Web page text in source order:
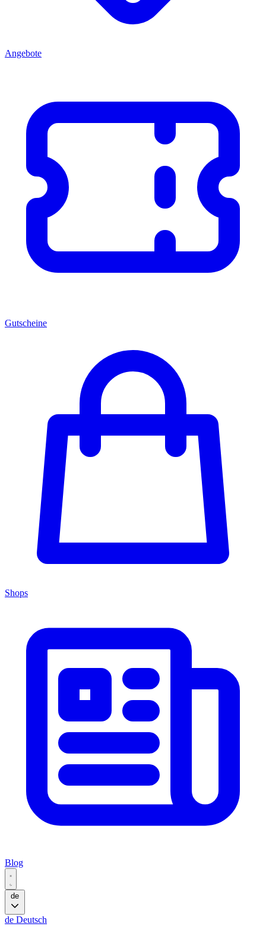
Angebote
Gutscheine
Shops
Blog
de
de Deutsch